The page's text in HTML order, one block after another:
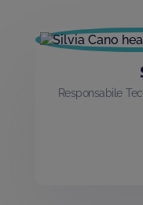
Responsabile